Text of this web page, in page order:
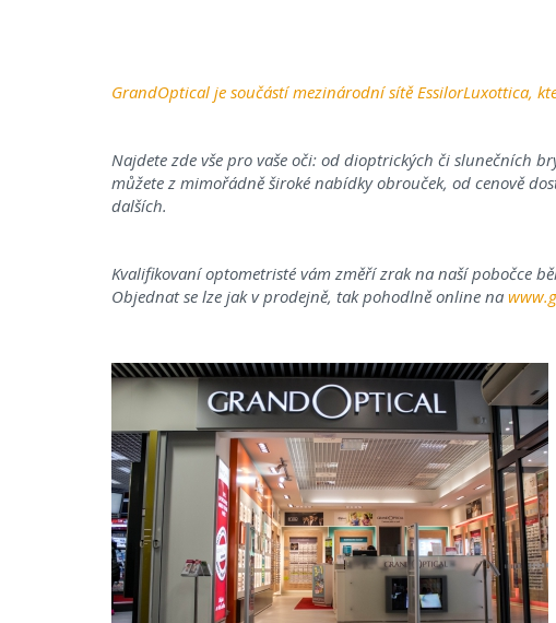
GrandOptical je součástí mezinárodní sítě EssilorLuxottica,
Najdete zde vše pro vaše oči: od dioptrických či slunečních
můžete z mimořádně široké nabídky obrouček, od cenově
dalších.
Kvalifikovaní optometristé vám změří zrak na naší pobočce
Objednat se lze jak v prodejně, tak pohodlně online na